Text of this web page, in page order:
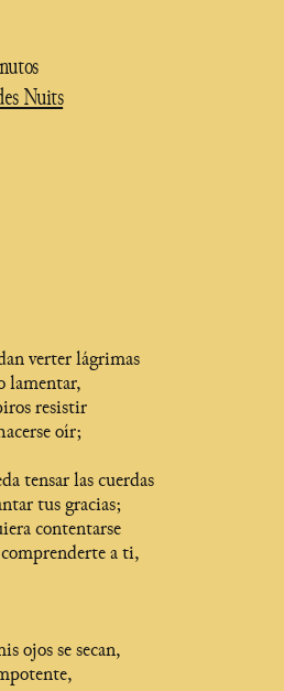
Nuits
verter lágrimas
lamentar,
resistir
oír;
tensar las cuerdas
tus gracias;
contentarse
a ti,
ojos se secan,